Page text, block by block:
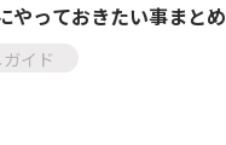
やっておきたい事まとめ
イド